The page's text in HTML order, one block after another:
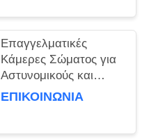
Επαγγελματικές
Κάμερες Σώματος για
Αστυνομικούς και
Προσωπικό Ασφαλείας
ΕΠΙΚΟΙΝΩΝΊΑ